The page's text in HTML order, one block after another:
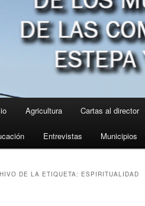
Agricultura Cartas al director
Entrevistas Municipios
DE LA ETIQUETA: ESPIRITUALIDAD